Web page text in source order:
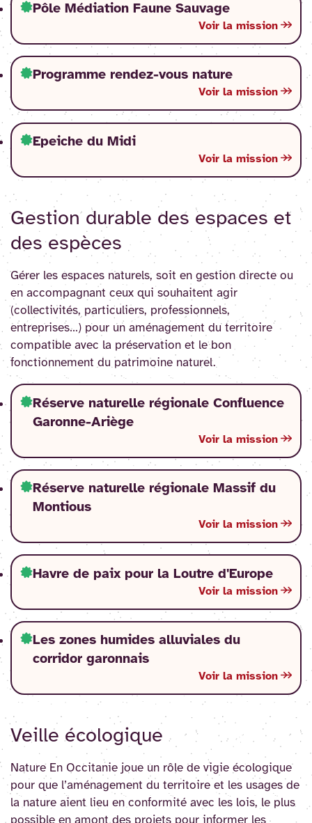
Pôle Médiation Faune Sauvage
Voir la mission
Programme rendez-vous nature
Voir la mission
Epeiche du Midi
Voir la mission
Gestion durable des espaces et
des espèces
Gérer les espaces naturels, soit en gestion directe ou
en accompagnant ceux qui souhaitent agir
(collectivités, particuliers, professionnels,
entreprises…) pour un aménagement du territoire
compatible avec la préservation et le bon
fonctionnement du patrimoine naturel.
Réserve naturelle régionale Confluence
Garonne-Ariège
Voir la mission
Réserve naturelle régionale Massif du
Montious
Voir la mission
Havre de paix pour la Loutre d'Europe
Voir la mission
Les zones humides alluviales du
corridor garonnais
Voir la mission
Veille écologique
Nature En Occitanie joue un rôle de vigie écologique
pour que l’aménagement du territoire et les usages de
la nature aient lieu en conformité avec les lois, le plus